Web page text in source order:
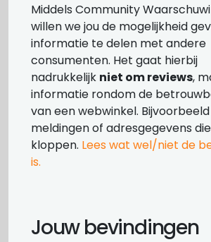
Middels Community
willen we jou de mogelijkheid
informatie te delen met andere
consumenten. Het gaat hierbij
nadrukkelijk niet om reviews,
informatie rondom de
van een webwinkel.
meldingen of adresgegevens
kloppen. Lees wat wel/niet de
is.
Jouw bevindingen